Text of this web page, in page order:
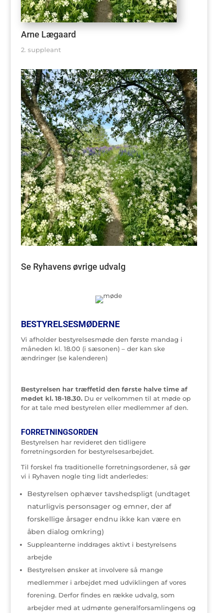
Arne Lægaard
2. suppleant
Se Ryhavens øvrige udvalg
BESTYRELSESMØDERNE
Vi afholder bestyrelsesmøde den første mandag i
måneden kl. 18.00 (i sæsonen) – der kan ske
ændringer (se kalenderen)
Bestyrelsen har træffetid den første halve time af
mødet kl. 18-18.30.Du er velkommen til at møde op
for at tale med bestyrelen eller medlemmer af den.
FORRETNINGSORDEN
Bestyrelsen har revideret den tidligere
forretningsorden for bestyrelsesarbejdet.
Til forskel fra traditionelle forretningsordener, så gør
vi i Ryhaven nogle ting lidt anderledes:
Bestyrelsen ophæver tavshedspligt (undtaget
naturligvis personsager og emner, der af
forskellige årsager endnu ikke kan være en
åben dialog omkring)
Suppleanterne inddrages aktivt i bestyrelsens
arbejde
Bestyrelsen ønsker at involvere så mange
medlemmer i arbejdet med udviklingen af vores
forening. Derfor findes en række udvalg, som
arbejder med at udmønte generalforsamlingens og